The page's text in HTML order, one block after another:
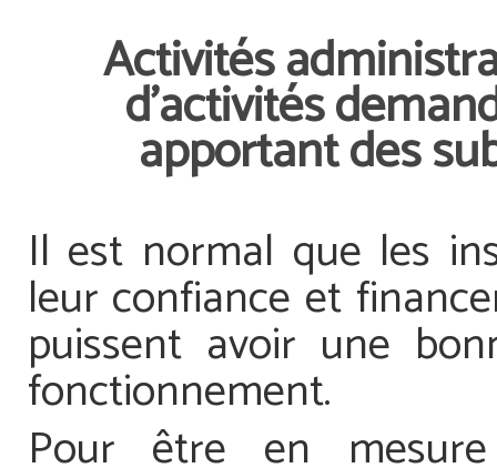
Activités
d’activités
apportant des
Il est normal que les
leur confiance et
puissent avoir une
fonctionnement.
Pour être en